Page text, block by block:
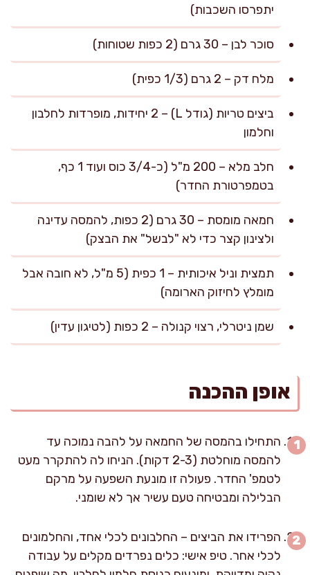
יתפרסו השכבות)
סוכר לבן – 30 גרם (2 כפות שטוחות)
מלח דק – 2 גרם (1/3 כפית)
ביצים טריות (גודל L) – 2 יחידות, מופרדות לחלבון
וחלמון
חלב מלא – 200 מ"ל (כ-3/4 כוס ועוד 1 כף,
בטמפרטורת החדר)
חמאה מומסת – 30 גרם (2 כפות, להמסה עדינה
ולצינון קצר כדי לא "לבשל" את הבצק)
תמצית וניל איכותית – 1 כפית (5 מ"ל, לא חובה אבל
מומלץ לחיזוק הארומה)
שמן ניטרלי, רצוי קנולה – 2 כפות (לטיגון עדין)
אופן ההכנה
התחילו בהמסה של החמאה על להבה נמוכה עד
להמסה מוחלטת (2-3 דקות). הניחו לה להתקרר מעט
לטמפ' החדר. פעולה זו מונעת השפעה על מרקם
הבלילה ומבטיחה טעם עשיר אך לא שומני.
הפרידו את הביצים – החלבונים לכלי אחד, והחלמונים
לכלי אחר. טיפ אישי: כלים נפרדים מקלים על עבודה